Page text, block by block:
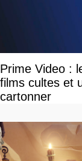
Prime Video :
films cultes et
cartonner